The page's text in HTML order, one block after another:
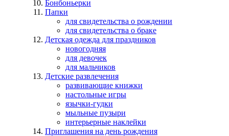
Бонбоньерки
Папки
для свидетельства о рождении
для свидетельства о браке
Детская одежда для праздников
новогодняя
для девочек
для мальчиков
Детские развлечения
развивающие книжки
настольные игры
язычки-гудки
мыльные пузыри
интерьерные наклейки
Приглашения на день рождения